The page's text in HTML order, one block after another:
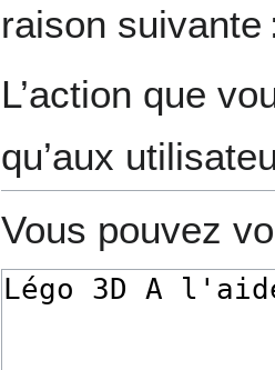
navigation
recherche
raison suivante
L’action que
qu’aux
Vous pouvez